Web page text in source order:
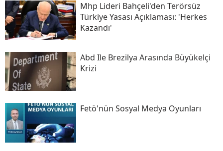
Mhp Lideri Bahçeli'den Terörsüz
Türkiye Yasası Açıklaması: 'herkes
Kazandı'
Abd Ile Brezilya Arasında Büyükelçi
Krizi
Fetö'nün Sosyal Medya Oyunları